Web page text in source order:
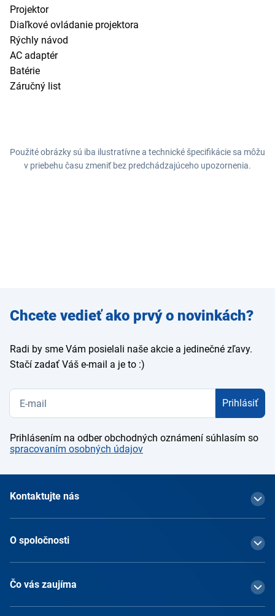
Projektor
Diaľkové ovládanie projektora
Rýchly návod
AC adaptér
Batérie
Záručný list
Použité obrázky sú iba ilustratívne a technické špecifikácie sa môžu
v priebehu času zmeniť bez predchádzajúceho upozornenia.
Zadajte
e-mail
Chcete vedieť ako prvý o novinkách?
Radi by sme Vám posielali naše akcie a jedinečné zľavy.
Stačí zadať Váš e-mail a je to :)
Prihlásiť
Prihlásením na odber obchodných oznámení súhlasím so
spracovaním osobných údajov
Kontaktujte nás
O spoločnosti
Čo vás zaujíma